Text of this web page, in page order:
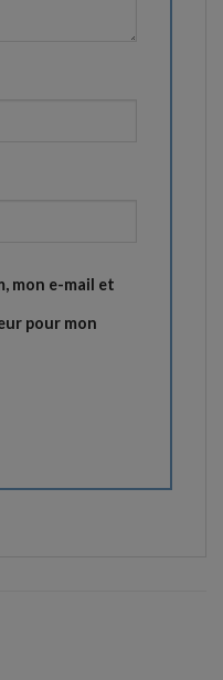
mon e-mail et
pour mon